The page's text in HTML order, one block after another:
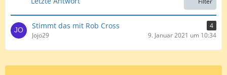
Stimmt das mit Rob Cross
4
Jojo29
9. Januar 2021 um 10:34